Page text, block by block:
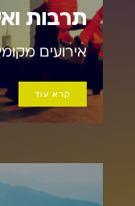
תרבות
אירועים
קרא עוד